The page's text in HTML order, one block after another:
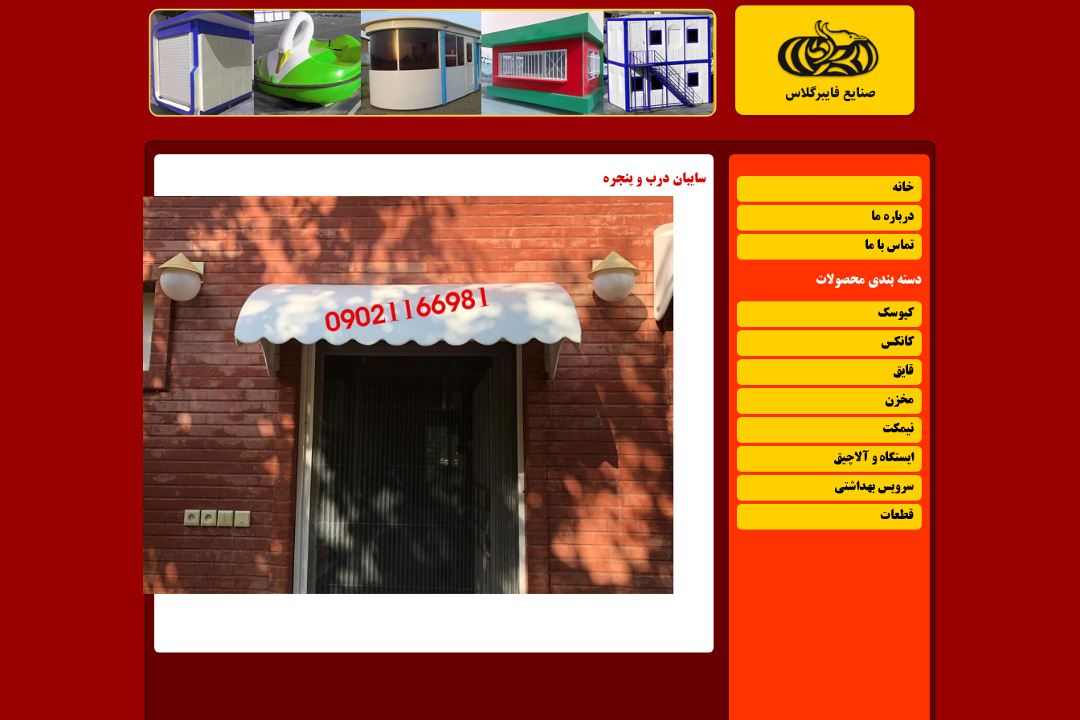
خانه
درباره ما
تماس با ما
دسته بندی محصولات
کیوسک
کانکس
قایق
مخزن
نیمکت
ایستگاه و آلاچیق
سرویس بهداشتی
قطعات
سایبان درب و پنجره